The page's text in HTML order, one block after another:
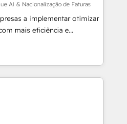
WhatsApp, email, paid
🤖 AI Custom
service triage, and
⚡ Fast-Track
📍 São Paulo, BR
York, NY
AI & Nacionalização de Faturas
a implementar otimizar
mais eficiência e
Inteligência Artificial para
sistemas organizar
O objetivo é
conectando equipes